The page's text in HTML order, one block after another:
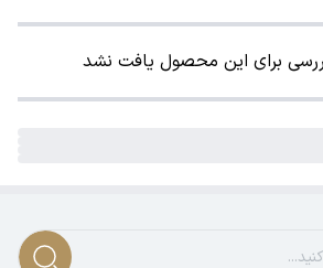
برای این محصول یافت نشد